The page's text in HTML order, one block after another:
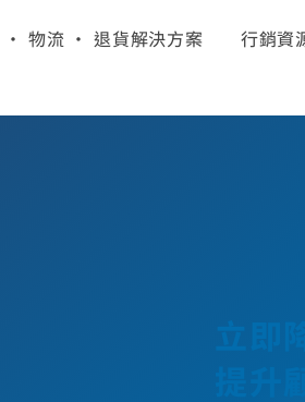
· 物流 · 退貨解決方案 行銷資